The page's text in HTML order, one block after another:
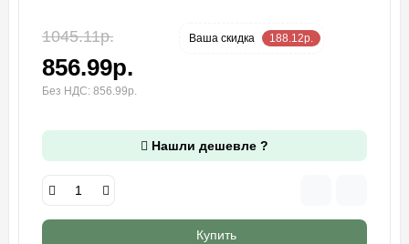
1045.11р. Ваша cкидка 188.12р.
856.99р.
Без НДС: 856.99р.
Нашли дешевле ?
Купить